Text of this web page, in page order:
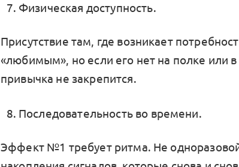
Физическая доступность.
Присутствие там, где возникает
«любимым», но если его нет на полке или
привычка не закрепится.
Последовательность во времени.
Эффект №1 требует ритма. Не